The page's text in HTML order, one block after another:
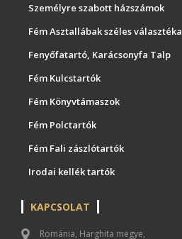
Személyre szabott házszámok
Fém Asztallábak széles választéka
Fenyőfatartó, Karácsonyfa Talp
Fém Kulcstartók
Fém Könyvtámaszok
Fém Polctartók
Fém Fali zászlótartók
Irodai kellék tartók
KAPCSOLAT
Románia, Harghita megye,